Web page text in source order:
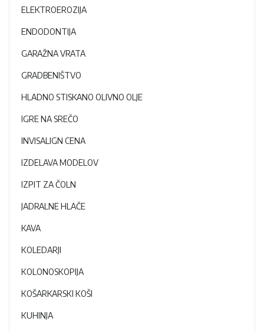
ELEKTROEROZIJA
ENDODONTIJA
GARAŽNA VRATA
GRADBENIŠTVO
HLADNO STISKANO OLIVNO OLJE
IGRE NA SREČO
INVISALIGN CENA
IZDELAVA MODELOV
IZPIT ZA ČOLN
JADRALNE HLAČE
KAVA
KOLEDARJI
KOLONOSKOPIJA
KOŠARKARSKI KOŠI
KUHINJA